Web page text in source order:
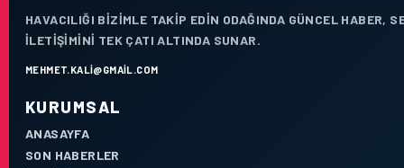
HAVACILIĞI BIZIMLE TAKIP EDIN ODAĞINDA GÜNCEL HABER,
ILETIŞIMINI TEK ÇATI ALTINDA SUNAR.
MEHMET.KALI@GMAIL.COM
KURUMSAL
ANASAYFA
SON HABERLER